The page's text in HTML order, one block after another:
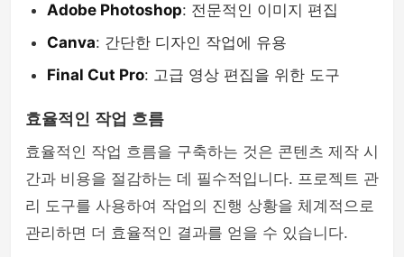
Adobe Photoshop: 전문적인 이미지 편집
Canva: 간단한 디자인 작업에 유용
Final Cut Pro: 고급 영상 편집을 위한 도구
효율적인 작업 흐름
효율적인 작업 흐름을 구축하는 것은 콘텐츠 제작 시
간과 비용을 절감하는 데 필수적입니다. 프로젝트 관
리 도구를 사용하여 작업의 진행 상황을 체계적으로
관리하면 더 효율적인 결과를 얻을 수 있습니다.